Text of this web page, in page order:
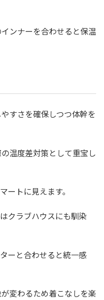
ンナーを合わせると保温
すさを確保しつつ体幹を
温度差対策として重宝し
ートに見えます。
クラブハウスにも馴染
ーと合わせると統一感
変わるため着こなしを楽